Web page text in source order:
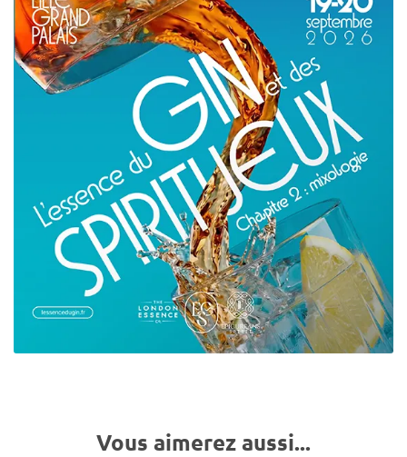
Vous aimerez aussi...